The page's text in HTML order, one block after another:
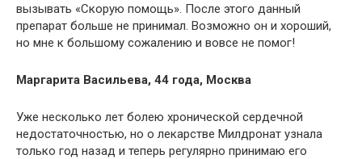
вызывать «Скорую помощь». После этого данный
препарат больше не принимал. Возможно он и хороший,
но мне к большому сожалению и вовсе не помог!
Маргарита Васильева, 44 года, Москва
Уже несколько лет болею хронической сердечной
недостаточностью, но о лекарстве Милдронат узнала
только год назад и теперь регулярно принимаю его